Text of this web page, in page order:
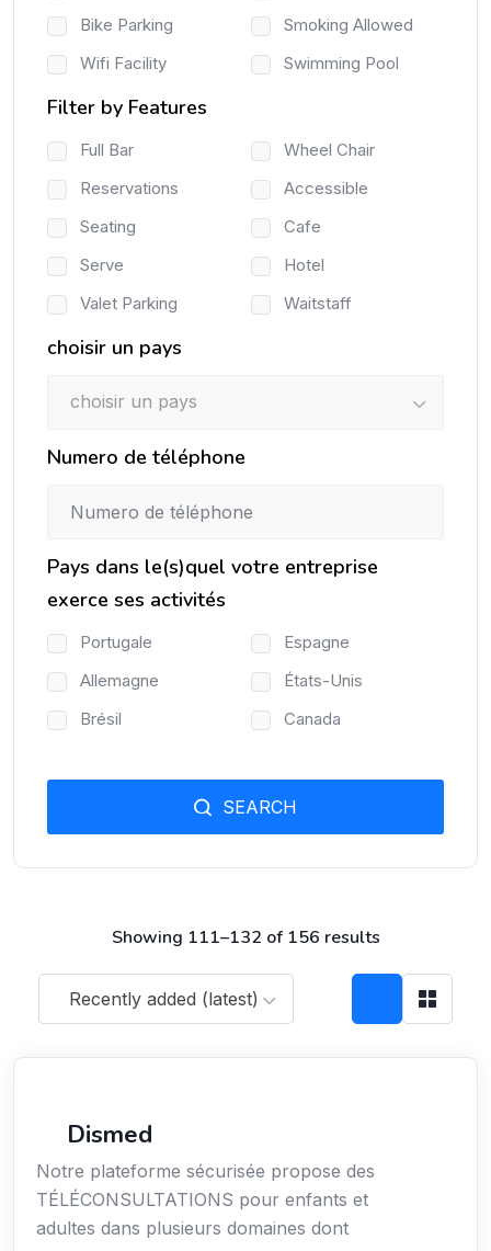
Showing 111–132 of 156 results
Recently added (latest)
Dismed
Notre plateforme sécurisée propose des
TÉLÉCONSULTATIONS pour enfants et
adultes dans plusieurs domaines dont
Bike Parking
Smoking Allowed
Wifi Facility
Swimming Pool
Filter by Features
Full Bar
Wheel Chair
Reservations
Accessible
Seating
Cafe
Serve
Hotel
Valet Parking
Waitstaff
choisir un pays
choisir un pays
Numero de téléphone
Pays dans le(s)quel votre entreprise
exerce ses activités
Portugale
Espagne
Allemagne
États-Unis
Brésil
Canada
SEARCH